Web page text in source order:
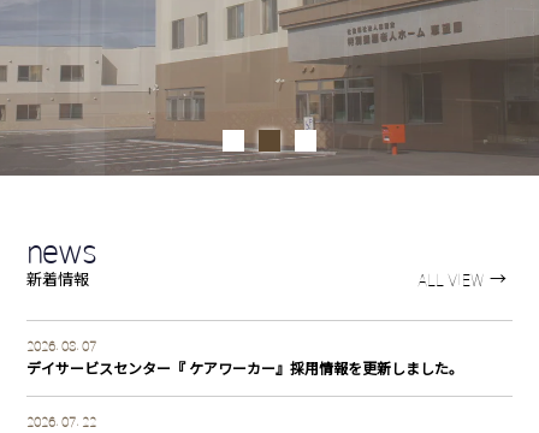
ホ
ー
Home お
ブ
グ
news
新着情報 ALL VIEW →
2026. 08. 07
デイサービスセンター『 ケアワーカー』採用情報を更新しました。
2026. 07. 22